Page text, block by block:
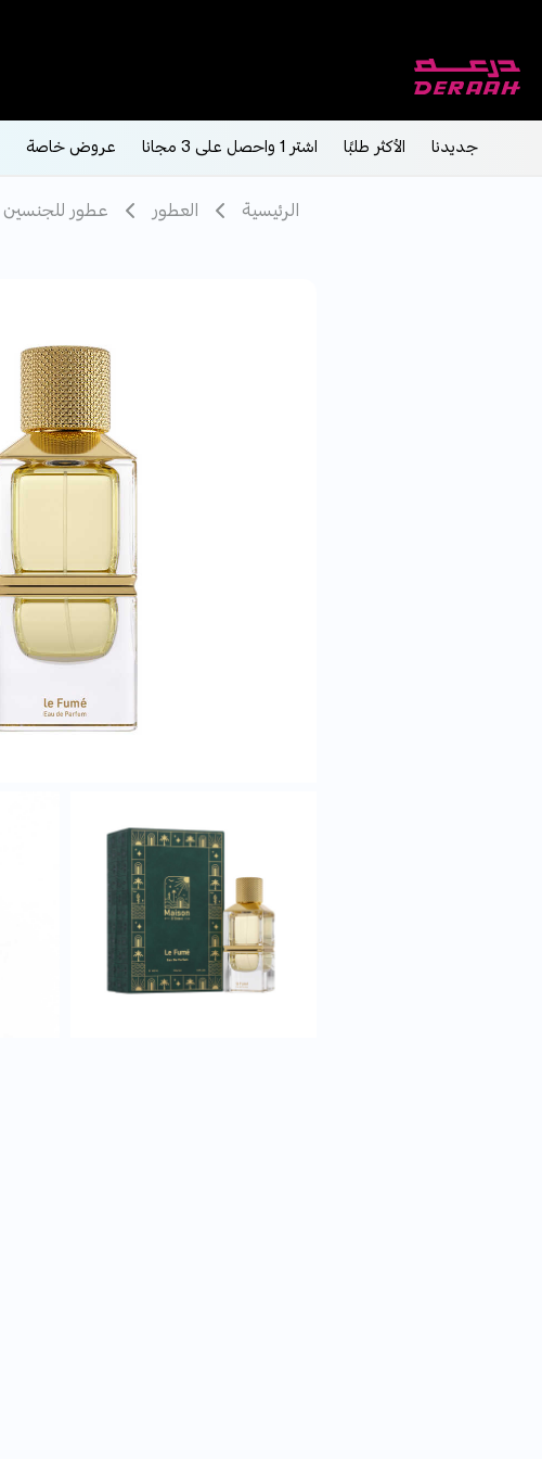
جديدنا الأكثر طلبًا اشتر 1 واحصل على 3 مجانا عروض خاصة
الرئيسية العطور عطور للجنسين